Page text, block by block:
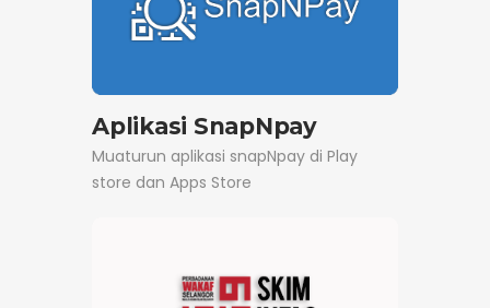
Aplikasi SnapNpay
Muaturun aplikasi snapNpay di Play
store dan Apps Store